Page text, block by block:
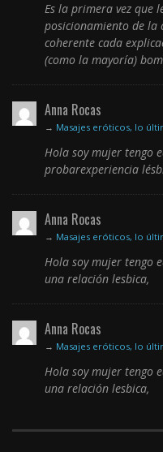
Es la primera vez que
posicionamiento de la
coherente cada
(como la mayoría)
Anna Rocas
→ Masajes eróticos, lo
Hola soy mujer tengo
probarexperiencia
Anna Rocas
→ Masajes eróticos, lo
Hola soy mujer tengo
una relación lesbica,
Anna Rocas
→ Masajes eróticos, lo
Hola soy mujer tengo
una relación lesbica,